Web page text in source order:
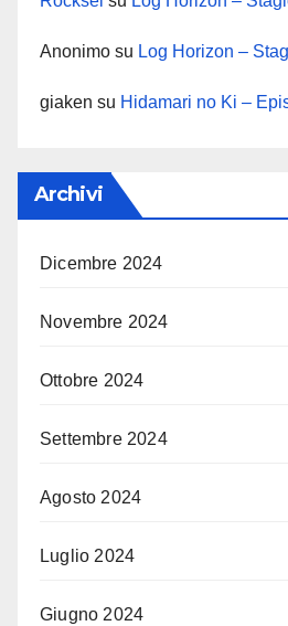
Anonimo su Log Horizon –
giaken su Hidamari no Ki –
Archivi
Dicembre 2024
Novembre 2024
Ottobre 2024
Settembre 2024
Agosto 2024
Luglio 2024
Giugno 2024